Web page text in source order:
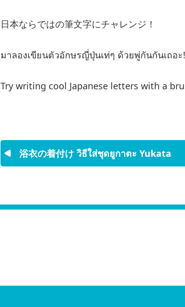
日本ならではの筆文字にチャレンジ！
มาลองเขียนตัวอักษรญี่ปุ่นเท่ๆ ด้วยพู่กันกันเถอ
Try writing cool Japanese letters with a
浴衣の着付け วิธีใส่ชุดยูกาตะ Yukata